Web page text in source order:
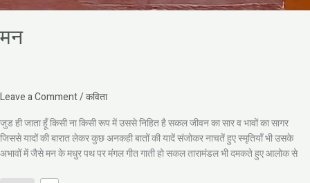
मन
Leave a Comment/कविता
जुड ही जाता हूँ किसी ना किसी रूप में उससे निहित है सकल जीवन का सार व भावों का सागर
जिससे यादों की बारात लेकर कुछ अनकही बातों की यादें संजोकर नाचतें हुए स्मृतियाँ भी उसके
अभावों में जैसे मन के मधुर पथ पर मंगल गीत गाती हो सकल तारामंडल भी दमकते हुए आलोक से